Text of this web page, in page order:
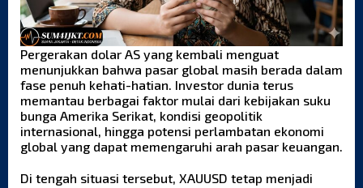
Pergerakan dolar AS yang kembali menguat
menunjukkan bahwa pasar global masih berada dalam
fase penuh kehati-hatian. Investor dunia terus
memantau berbagai faktor mulai dari kebijakan suku
bunga Amerika Serikat, kondisi geopolitik
internasional, hingga potensi perlambatan ekonomi
global yang dapat memengaruhi arah pasar keuangan.
Di tengah situasi tersebut, XAUUSD tetap menjadi